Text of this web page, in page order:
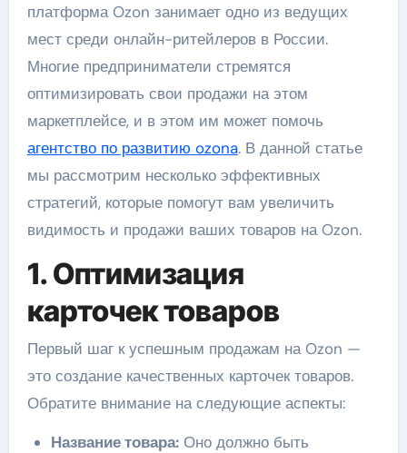
платформа Ozon занимает одно из ведущих
мест среди онлайн-ритейлеров в России.
Многие предприниматели стремятся
оптимизировать свои продажи на этом
маркетплейсе, и в этом им может помочь
агентство по развитию ozona. В данной статье
мы рассмотрим несколько эффективных
стратегий, которые помогут вам увеличить
видимость и продажи ваших товаров на Ozon.
1. Оптимизация
карточек товаров
Первый шаг к успешным продажам на Ozon —
это создание качественных карточек товаров.
Обратите внимание на следующие аспекты:
Название товара:Оно должно быть